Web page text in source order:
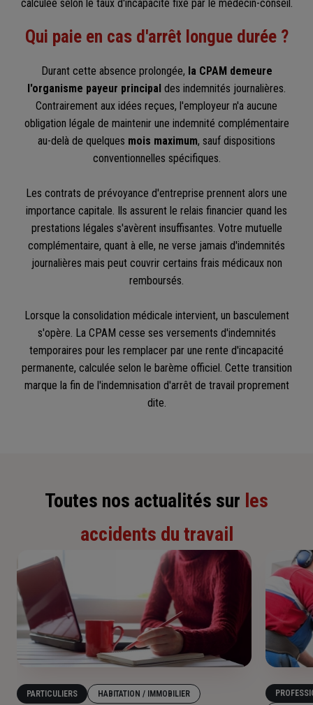
calculée selon le taux d'incapacité fixé par le médecin-conseil.
Qui paie en cas d'arrêt longue durée ?
Durant cette absence prolongée, la CPAM demeure
l'organisme payeur principal des indemnités journalières.
Contrairement aux idées reçues, l'employeur n'a aucune
obligation légale de maintenir une indemnité complémentaire
au-delà de quelques mois maximum, sauf dispositions
conventionnelles spécifiques.
Les contrats de prévoyance d'entreprise prennent alors une
importance capitale. Ils assurent le relais financier quand les
prestations légales s'avèrent insuffisantes. Votre mutuelle
complémentaire, quant à elle, ne verse jamais d'indemnités
journalières mais peut couvrir certains frais médicaux non
remboursés.
Lorsque la consolidation médicale intervient, un basculement
s'opère. La CPAM cesse ses versements d'indemnités
temporaires pour les remplacer par une rente d'incapacité
permanente, calculée selon le barème officiel. Cette transition
marque la fin de l'indemnisation d'arrêt de travail proprement
dite.
Toutes nos actualités sur les
accidents du travail
PARTICULIERS HABITATION / IMMOBILIER